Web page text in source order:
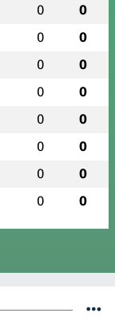
0 0
0 0
0 0
0 0
0 0
0 0
0 0
0 0